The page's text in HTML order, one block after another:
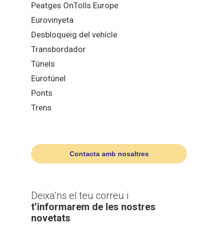
Peatges OnTolls Europe
Eurovinyeta
Desbloqueig del vehícle
Transbordador
Túnels
Eurotúnel
Ponts
Trens
Contacta amb nosaltres
Deixa’ns el teu correu i
t’informarem de les nostres
novetats